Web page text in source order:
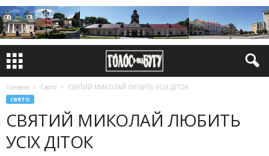
Головна Свято СВЯТИЙ МИКОЛАЙ ЛЮБИТЬ УСІХ ДІТОК
СВЯТО
СВЯТИЙ МИКОЛАЙ ЛЮБИТЬ
УСІХ ДІТОК